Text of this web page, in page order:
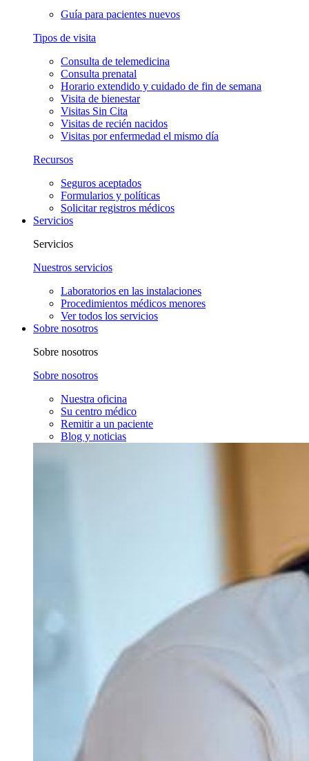
Guía para pacientes nuevos
Tipos de visita
Consulta de telemedicina
Consulta prenatal
Horario extendido y cuidado de fin de semana
Visita de bienestar
Visitas Sin Cita
Visitas de recién nacidos
Visitas por enfermedad el mismo día
Recursos
Seguros aceptados
Formularios y políticas
Solicitar registros médicos
Servicios
Servicios
Nuestros servicios
Laboratorios en las instalaciones
Procedimientos médicos menores
Ver todos los servicios
Sobre nosotros
Sobre nosotros
Sobre nosotros
Nuestra oficina
Su centro médico
Remitir a un paciente
Blog y noticias